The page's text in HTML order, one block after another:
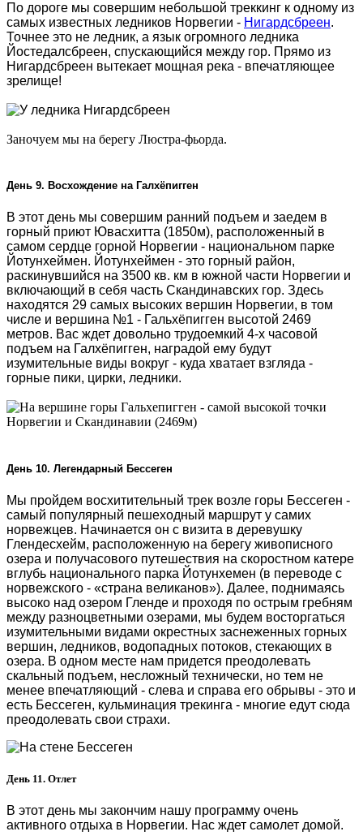
По дороге мы совершим небольшой треккинг к одному из
самых известных ледников Норвегии - Нигардсбреен.
Точнее это не ледник, а язык огромного ледника
Йостедалсбреен, спускающийся между гор. Прямо из
Нигардсбреен вытекает мощная река - впечатляющее
зрелище!
Заночуем мы на берегу Люстра-фьорда.
День 9. Восхождение на Галхёпигген
В этот день мы совершим ранний подъем и заедем в
горный приют Ювасхитта (1850м), расположенный в
самом сердце горной Норвегии - национальном парке
Йотунхеймен. Йотунхеймен - это горный район,
раскинувшийся на 3500 кв. км в южной части Норвегии и
включающий в себя часть Скандинавских гор. Здесь
находятся 29 самых высоких вершин Норвегии, в том
числе и вершина №1 - Гальхёпигген высотой 2469
метров. Вас ждет довольно трудоемкий 4-х часовой
подъем на Галхёпигген, наградой ему будут
изумительные виды вокруг - куда хватает взгляда -
горные пики, цирки, ледники.
День 10. Легендарный Бессеген
Мы пройдем восхитительный трек возле горы Бессеген -
самый популярный пешеходный маршрут у самих
норвежцев. Начинается он с визита в деревушку
Глендесхейм, расположенную на берегу живописного
озера и получасового путешествия на скоростном катере
вглубь национального парка Йотунхемен (в переводе с
норвежского - «страна великанов»). Далее, поднимаясь
высоко над озером Гленде и проходя по острым гребням
между разноцветными озерами, мы будем восторгаться
изумительными видами окрестных заснеженных горных
вершин, ледников, водопадных потоков, стекающих в
озера. В одном месте нам придется преодолевать
скальный подъем, несложный технически, но тем не
менее впечатляющий - слева и справа его обрывы - это и
есть Бессеген, кульминация трекинга - многие едут сюда
преодолевать свои страхи.
День 11. Отлет
В этот день мы закончим нашу программу очень
активного отдыха в Норвегии. Нас ждет самолет домой.